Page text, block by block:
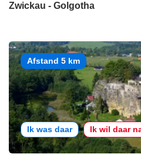
Zwickau - Golgotha
Afstand 5 km
Ik was daar Ik wil daar